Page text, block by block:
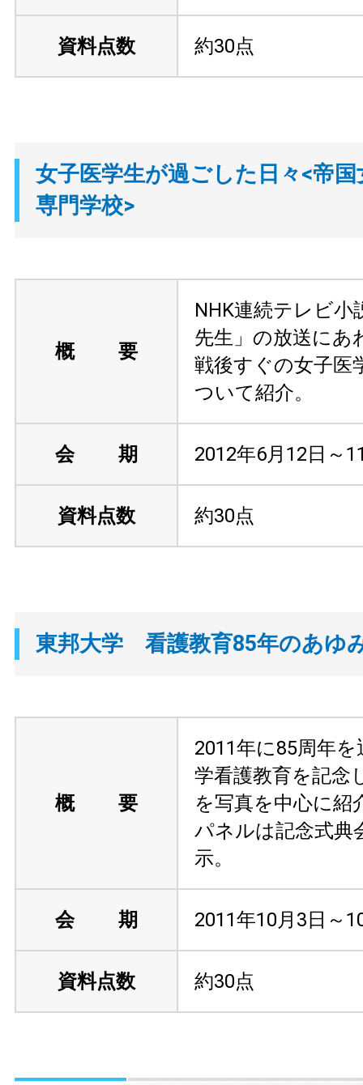
資料点数 約30点
女子医学生が過ごした日々<帝
専門学校>
概 要
NHK連続テレビ小
先生」の放送にあ
戦後すぐの女子医
ついて紹介。
会 期 2012年6月12日～
資料点数 約30点
東邦大学 看護教育85年のあゆ
概 要
2011年に85周年
学看護教育を記念
を写真を中心に紹
パネルは記念式典
示。
会 期 2011年10月3日～
資料点数 約30点